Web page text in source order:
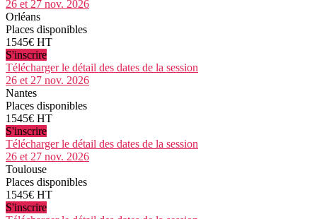
26 et 27 nov. 2026
Orléans
Places disponibles
1545€ HT
S'inscrire
Télécharger le détail des dates de la session
26 et 27 nov. 2026
Nantes
Places disponibles
1545€ HT
S'inscrire
Télécharger le détail des dates de la session
26 et 27 nov. 2026
Toulouse
Places disponibles
1545€ HT
S'inscrire